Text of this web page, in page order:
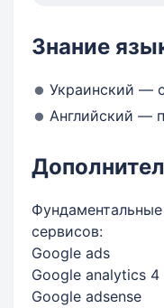
Знание
Украинский —
Английский —
сервисов:
Google ads
Google analytics 4
Google adsense